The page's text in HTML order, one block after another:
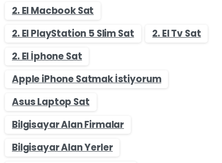
2. El Macbook Sat
2. El PlayStation 5 Slim Sat
2. El Tv Sat
2. El İphone Sat
Apple iPhone Satmak İstiyorum
Asus Laptop Sat
Bilgisayar Alan Firmalar
Bilgisayar Alan Yerler